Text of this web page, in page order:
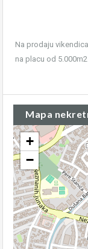
Na prodaju
na placu od
Mapa
+
−